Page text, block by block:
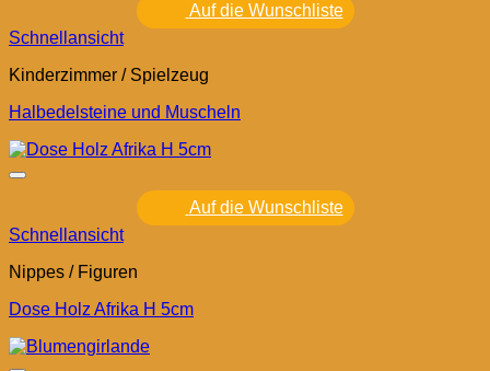
Auf die Wunschliste
Schnellansicht
Kinderzimmer / Spielzeug
Halbedelsteine und Muscheln
Auf die Wunschliste
Schnellansicht
Nippes / Figuren
Dose Holz Afrika H 5cm